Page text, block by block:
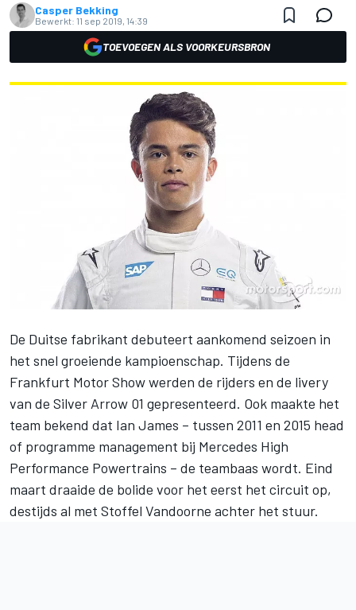
Casper Bekking
Bewerkt: 11 sep 2019, 14:39
TOEVOEGEN ALS VOORKEURSBRON
De Duitse fabrikant debuteert aankomend seizoen in
het snel groeiende kampioenschap. Tijdens de
Frankfurt Motor Show werden de rijders en de livery
van de Silver Arrow 01 gepresenteerd. Ook maakte het
team bekend dat Ian James – tussen 2011 en 2015 head
of programme management bij Mercedes High
Performance Powertrains – de teambaas wordt. Eind
maart draaide de bolide voor het eerst het circuit op,
destijds al met Stoffel Vandoorne achter het stuur.